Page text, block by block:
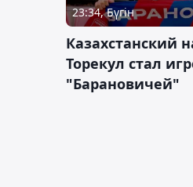
23:34, Бүгін
Казахстанский
Торекул стал
"Барановичей"